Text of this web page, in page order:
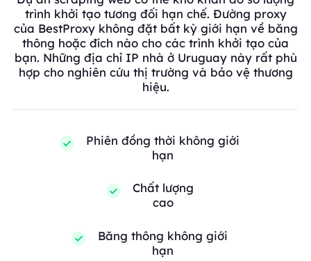
trình khởi tạo tương đối hạn chế. Đường proxy
của BestProxy không đặt bất kỳ giới hạn về băng
thông hoặc đích nào cho các trình khởi tạo của
bạn. Những địa chỉ IP nhà ở Uruguay này rất phù
hợp cho nghiên cứu thị trường và bảo vệ thương
hiệu.
Phiên đồng thời không giới
hạn
Chất lượng
cao
Băng thông không giới
hạn